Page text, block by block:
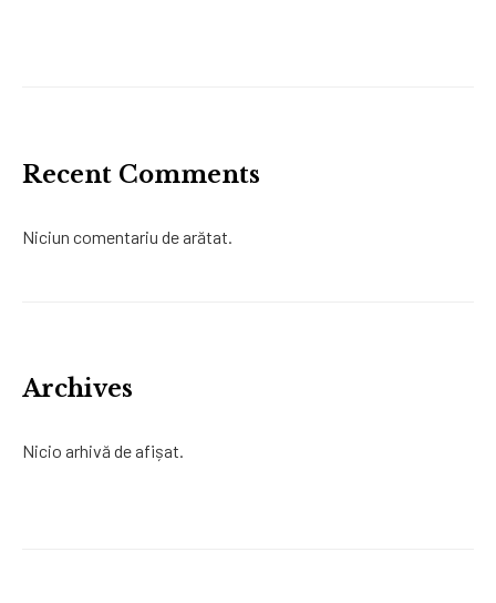
Recent Comments
Niciun comentariu de arătat.
Archives
Nicio arhivă de afișat.